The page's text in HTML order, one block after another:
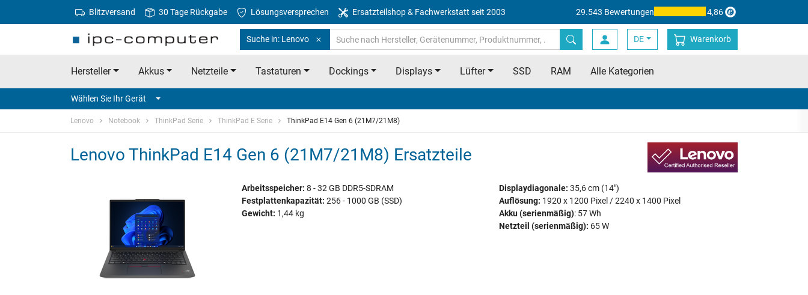
Blitzversand 30 Tage Rückgabe Lösungsversprechen Ersatzteilshop & Fachwerkstatt seit 2003 29.543 Bewertungen 4,86
Suche in: Lenovo DE Warenkorb
Hersteller Akkus Netzteile Tastaturen Dockings Displays Lüfter SSD RAM Alle Kategorien
Wählen Sie Ihr Gerät
Lenovo Notebook ThinkPad Serie ThinkPad E Serie ThinkPad E14 Gen 6 (21M7/21M8)
Lenovo ThinkPad E14 Gen 6 (21M7/21M8) Ersatzteile
Arbeitsspeicher: 8 - 32 GB DDR5-SDRAM
Festplattenkapazität: 256 - 1000 GB (SSD)
Gewicht: 1,44 kg
Displaydiagonale: 35,6 cm (14")
Auflösung: 1920 x 1200 Pixel / 2240 x 1400 Pixel
Akku (serienmäßig): 57 Wh
Netzteil (serienmäßig): 65 W